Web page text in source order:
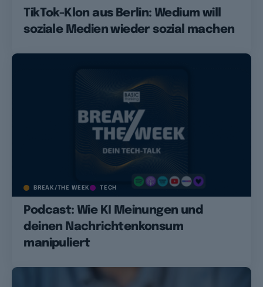
TikTok-Klon aus Berlin: Wedium will
soziale Medien wieder sozial machen
BREAK/THE WEEK TECH
Podcast: Wie KI Meinungen und
deinen Nachrichtenkonsum
manipuliert